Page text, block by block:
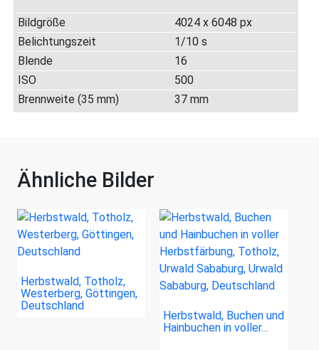
Bildgröße
4024 x 6048 px
Belichtungszeit
1/10 s
Blende
16
ISO
500
Brennweite (35 mm)
37 mm
Ähnliche Bilder
Herbstwald, Totholz,
Westerberg, Göttingen,
Deutschland
Herbstwald, Buchen und
Hainbuchen in voller…